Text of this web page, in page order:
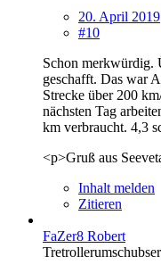
20. April 2019
#10
Schon merkwürdig.
geschafft. Das war
Strecke über 200
nächsten Tag
km verbraucht. 4,3
<p>Gruß aus
Inhalt melden
Zitieren
FaZer8 Robert
Tretrollerumschubser